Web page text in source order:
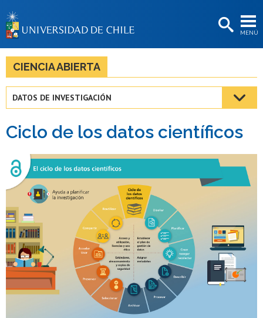
MENÚ
BIBLIOTECAS
LA UNIVERSIDAD
Estudiantes
Académicas/os
Funcionarias/os
Egresadas/os
CIENCIA ABIERTA
DATOS DE INVESTIGACIÓN
Ciclo de los datos científicos